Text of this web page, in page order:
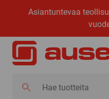
Asiantuntevaa
tuotteita